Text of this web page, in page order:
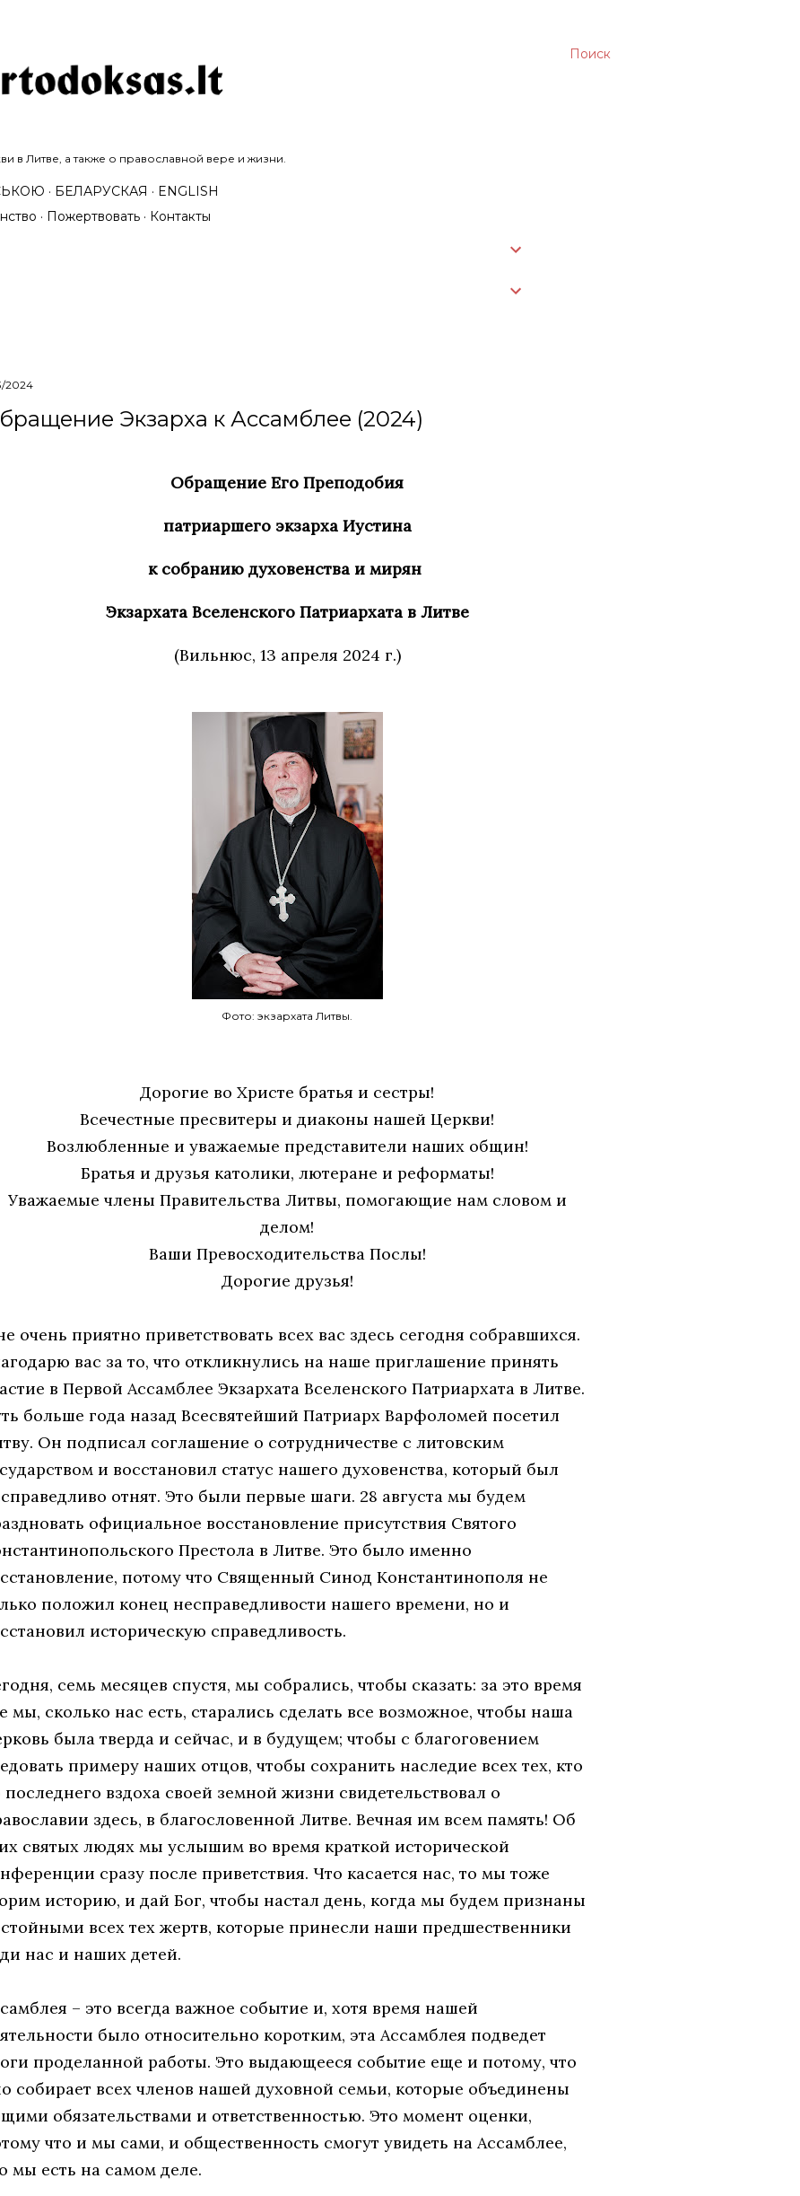
Поиск
в Литве, а также о православной вере и жизни.
БЕЛАРУСКАЯ
ENGLISH
Пожертвовать Контакты
2024
Экзарха к Ассамблее (2024)
Обращение Его Преподобия
патриаршего экзарха Иустина
к собранию духовенства и мирян
Экзархата Вселенского Патриархата в Литве
(Вильнюс, 13 апреля 2024 г.)
Фото: экзархата Литвы.
Дорогие во Христе братья и сестры!
Всечестные пресвитеры и диаконы нашей Церкви!
Возлюбленные и уважаемые представители наших общин!
Братья и друзья католики, лютеране и реформаты!
Уважаемые члены Правительства Литвы, помогающие нам словом и
делом!
Ваши Превосходительства Послы!
Дорогие друзья!
очень приятно приветствовать всех вас здесь сегодня собравшихся.
вас за то, что откликнулись на наше приглашение принять
в Первой Ассамблее Экзархата Вселенского Патриархата в Литве.
больше года назад Всесвятейший Патриарх Варфоломей посетил
Он подписал соглашение о сотрудничестве с литовским
и восстановил статус нашего духовенства, который был
отнят. Это были первые шаги. 28 августа мы будем
официальное восстановление присутствия Святого
Престола в Литве. Это было именно
потому что Священный Синод Константинополя не
положил конец несправедливости нашего времени, но и
историческую справедливость.
семь месяцев спустя, мы собрались, чтобы сказать: за это время
мы, сколько нас есть, старались сделать все возможное, чтобы наша
была тверда и сейчас, и в будущем; чтобы с благоговением
примеру наших отцов, чтобы сохранить наследие всех тех, кто
последнего вздоха своей земной жизни свидетельствовал о
здесь, в благословенной Литве. Вечная им всем память! Об
святых людях мы услышим во время краткой исторической
сразу после приветствия. Что касается нас, то мы тоже
историю, и дай Бог, чтобы настал день, когда мы будем признаны
всех тех жертв, которые принесли наши предшественники
нас и наших детей.
– это всегда важное событие и, хотя время нашей
было относительно коротким, эта Ассамблея подведет
проделанной работы. Это выдающееся событие еще и потому, что
собирает всех членов нашей духовной семьи, которые объединены
обязательствами и ответственностью. Это момент оценки,
что и мы сами, и общественность смогут увидеть на Ассамблее,
мы есть на самом деле.